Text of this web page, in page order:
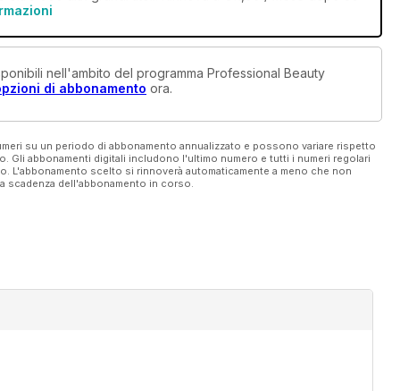
nell'ambito del programma Professional Beauty
di abbonamento ora.
su un periodo di abbonamento annualizzato e possono variare rispetto
abbonamenti digitali includono l'ultimo numero e tutti i numeri regolari
L'abbonamento scelto si rinnoverà automaticamente a meno che non
scadenza dell'abbonamento in corso.